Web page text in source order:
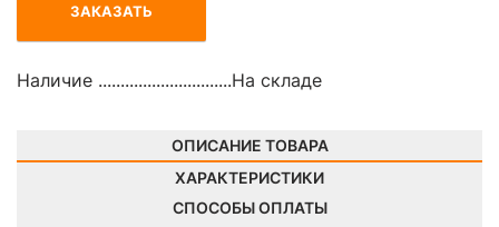
ЗАКАЗАТЬ
Наличие ..............................На складе
ОПИСАНИЕ ТОВАРА
ХАРАКТЕРИСТИКИ
СПОСОБЫ ОПЛАТЫ